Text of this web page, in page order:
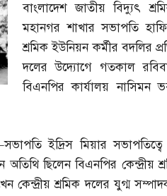
বাংলাদেশ জাতীয় বিদ্যুৎ
মহানগর শাখার সভাপতি
শ্রমিক ইউনিয়ন কর্মীর বদলির
দলের উদ্যোগে গতকাল
বিএনপির কার্যালয় নাসিমন
সভাপতি ইদ্রিস মিয়ার
অতিথি ছিলেন বিএনপির
কেন্দ্রীয় শ্রমিক দলের যুগ্ম